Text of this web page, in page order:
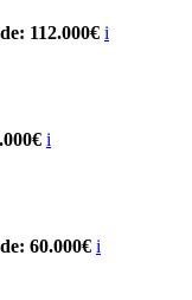
112.000€ i
i
60.000€ i